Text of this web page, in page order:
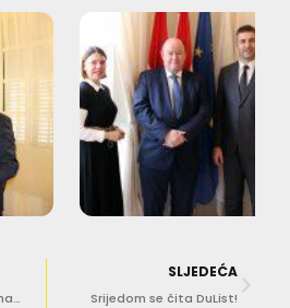
Lubura o maloljetnom hakeru: Ne treba podcjenjivati današnju omladinu
SLJEDEĆA
Srijedom se čita DuList!